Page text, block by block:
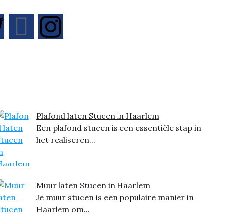
Plafond laten Stucen in Haarlem
Een plafond stucen is een essentiële stap in
het realiseren...
Muur laten Stucen in Haarlem
Je muur stucen is een populaire manier in
Haarlem om...